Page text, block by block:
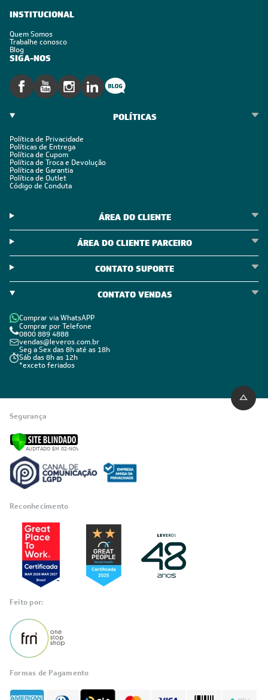
INSTITUCIONAL
Quem Somos
Trabalhe conosco
Blog
SIGA-NOS
POLÍTICAS
Política de Privacidade
Políticas de Entrega
Política de Cupom
Política de Troca e Devolução
Política de Garantia
Política de Outlet
Código de Conduta
ÁREA DO CLIENTE
ÁREA DO CLIENTE PARCEIRO
CONTATO SUPORTE
CONTATO VENDAS
Comprar via WhatsAPP
Comprar por Telefone
0800 889 4888
vendas@leveros.com.br
Seg a Sex das 8h até as 18h
Sáb das 8h as 12h
*exceto feriados
Segurança
Reconhecimento
Feito por:
Formas de Pagamento